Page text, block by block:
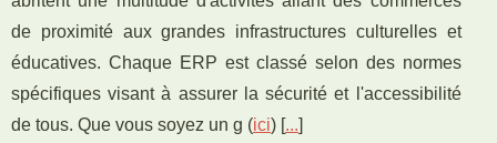
de proximité aux grandes infrastructures culturelles et
éducatives. Chaque ERP est classé selon des normes
spécifiques visant à assurer la sécurité et l'accessibilité
de tous. Que vous soyez un g (ici) [...]